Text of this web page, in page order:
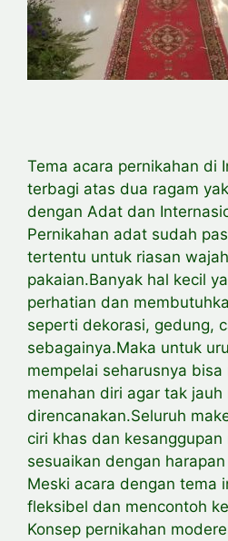
Tema acara pernikahan di
terbagi atas dua ragam
dengan Adat dan
Pernikahan adat sudah
tertentu untuk riasan
pakaian.Banyak hal kecil
perhatian dan
seperti dekorasi, gedung,
sebagainya.Maka untuk
mempelai seharusnya
menahan diri agar tak
direncanakan.Seluruh
ciri khas dan
sesuaikan dengan
Meski acara dengan tema
fleksibel dan mencontoh
Konsep pernikahan